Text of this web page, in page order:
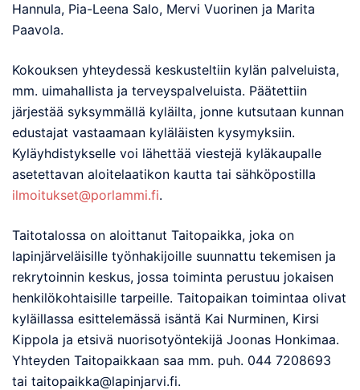
Hannula, Pia-Leena Salo, Mervi Vuorinen ja Marita
Paavola.
Kokouksen yhteydessä keskusteltiin kylän palveluista,
mm. uimahallista ja terveyspalveluista. Päätettiin
järjestää syksymmällä kyläilta, jonne kutsutaan kunnan
edustajat vastaamaan kyläläisten kysymyksiin.
Kyläyhdistykselle voi lähettää viestejä kyläkaupalle
asetettavan aloitelaatikon kautta tai sähköpostilla
ilmoitukset@porlammi.fi.
Taitotalossa on aloittanut Taitopaikka, joka on
lapinjärveläisille työnhakijoille suunnattu tekemisen ja
rekrytoinnin keskus, jossa toiminta perustuu jokaisen
henkilökohtaisille tarpeille. Taitopaikan toimintaa olivat
kyläillassa esittelemässä isäntä Kai Nurminen, Kirsi
Kippola ja etsivä nuorisotyöntekijä Joonas Honkimaa.
Yhteyden Taitopaikkaan saa mm. puh. 044 7208693
tai taitopaikka@lapinjarvi.fi.